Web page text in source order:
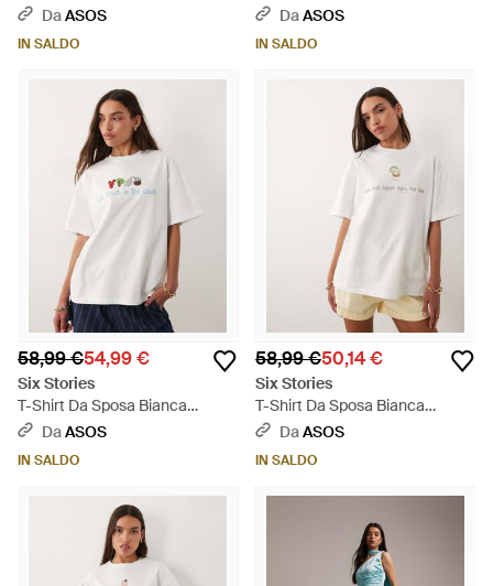
DaASOS
IN SALDO
Decorata Con Perline E Scritta
DaASOS
IN SALDO
58,99 €54,99 €
Six Stories
T-Shirt Da Sposa Bianca
Decorata Con Perline "Last
DaASOS
IN SALDO
58,99 €50,14 €
Six Stories
T-Shirt Da Sposa Bianca
Decorata Con Perline "Last
Bianco
DaASOS
IN SALDO